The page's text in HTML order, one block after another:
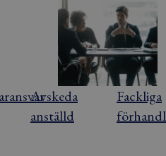
Avskeda
anställd
Fackliga